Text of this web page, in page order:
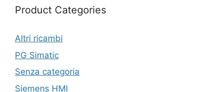
Product Categories
Altri ricambi
PG Simatic
Senza categoria
Siemens HMI